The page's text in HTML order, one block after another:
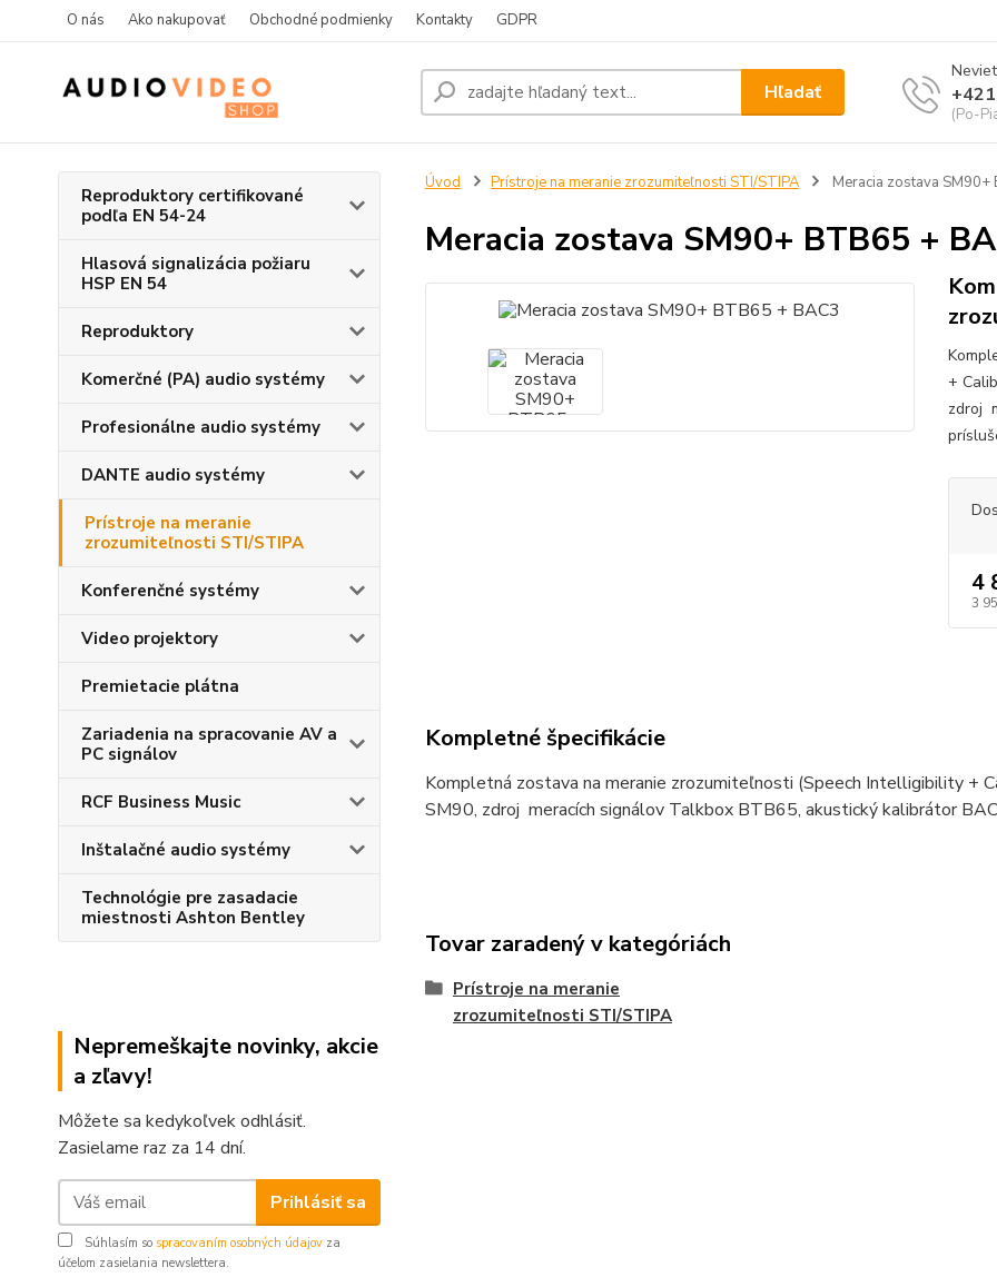
O nás Ako nakupovať Obchodné podmienky Kontakty GDPR
Hľadať
(Po-
Reproduktory certifikované
podľa EN 54-24
Hlasová signalizácia požiaru
HSP EN 54
Reproduktory
Komerčné (PA) audio systémy
Profesionálne audio systémy
DANTE audio systémy
Prístroje na meranie
zrozumiteľnosti STI/STIPA
Konferenčné systémy
Video projektory
Premietacie plátna
Zariadenia na spracovanie AV a
PC signálov
RCF Business Music
Inštalačné audio systémy
Technológie pre zasadacie
miestnosti Ashton Bentley
Nepremeškajte novinky, akcie
a zľavy!
Môžete sa kedykoľvek odhlásiť.
Zasielame raz za 14 dní.
Prihlásiť sa
Súhlasím so spracovaním osobných údajov za
účelom zasielania newslettera.
Úvod Prístroje na meranie zrozumiteľnosti STI/STIPA Meracia zostava
Meracia zostava SM90+ BTB65 +
+
zdroj
4
3
Kompletné špecifikácie
Kompletná zostava na meranie zrozumiteľnosti (Speech Intelligibility +
SM90, zdroj meracích signálov Talkbox BTB65, akustický kalibrátor
Tovar zaradený v kategóriách
Prístroje na meranie
zrozumiteľnosti STI/STIPA